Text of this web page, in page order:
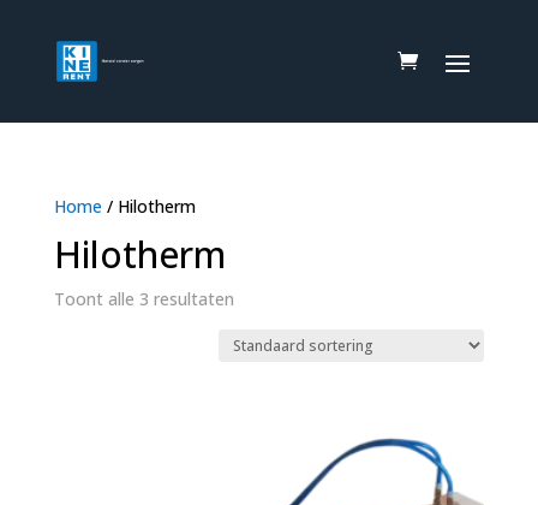
Home/ Hilotherm
Hilotherm
Toont alle 3 resultaten